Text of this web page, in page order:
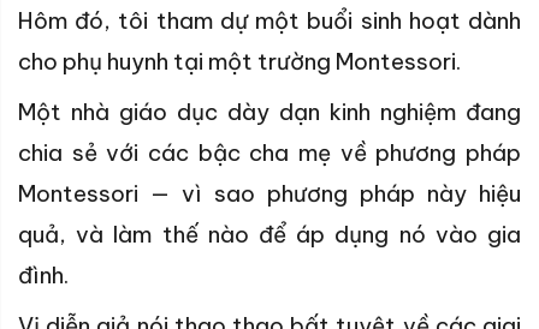
Hôm đó, tôi tham dự một buổi sinh hoạt dành
cho phụ huynh tại một trường Montessori.
Một nhà giáo dục dày dạn kinh nghiệm đang
chia sẻ với các bậc cha mẹ về phương pháp
Montessori — vì sao phương pháp này hiệu
quả, và làm thế nào để áp dụng nó vào gia
đình.